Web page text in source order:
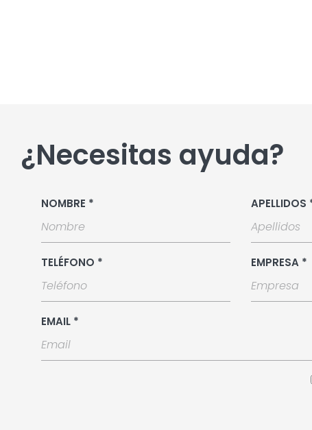
¿Necesitas ayuda?
NOMBRE * APELLIDOS
TELÉFONO * EMPRESA *
EMAIL *